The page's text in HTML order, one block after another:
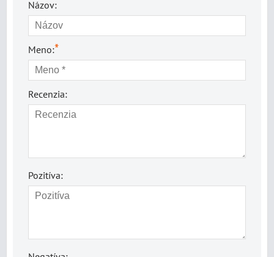
Názov:
Meno:*
Recenzia:
Pozitíva: